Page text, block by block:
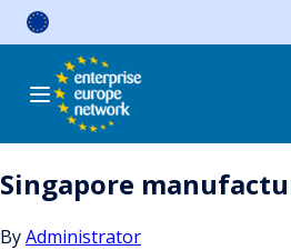
Skip
Singapore
ByAdministrator